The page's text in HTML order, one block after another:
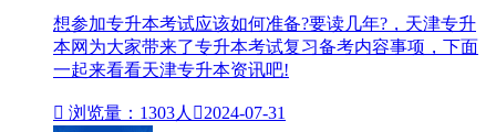
想参加专升本考试应该如何准备?要读几年?，天津专升
本网为大家带来了专升本考试复习备考内容事项，下面
一起来看看天津专升本资讯吧!
 浏览量：1303人 2024-07-31